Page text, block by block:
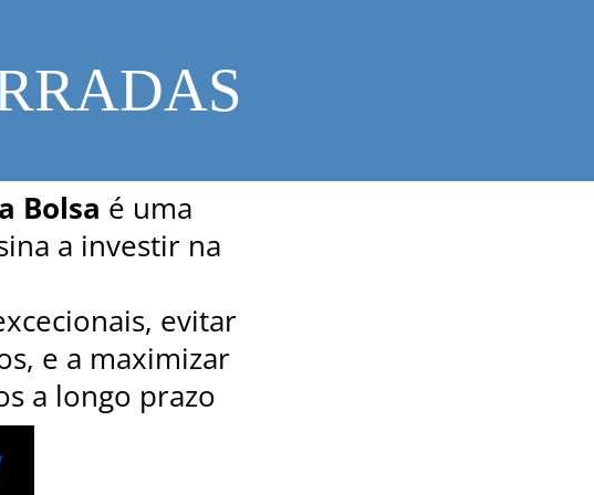
Bolsa é uma
a investir na
evitar
e a maximizar
a longo prazo